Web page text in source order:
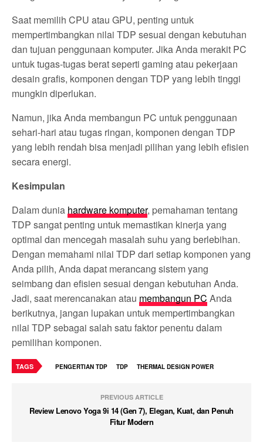
Saat memilih CPU atau GPU, penting untuk
mempertimbangkan nilai TDP sesuai dengan kebutuhan
dan tujuan penggunaan komputer. Jika Anda merakit PC
untuk tugas-tugas berat seperti gaming atau pekerjaan
desain grafis, komponen dengan TDP yang lebih tinggi
mungkin diperlukan.
Namun, jika Anda membangun PC untuk penggunaan
sehari-hari atau tugas ringan, komponen dengan TDP
yang lebih rendah bisa menjadi pilihan yang lebih efisien
secara energi.
Kesimpulan
Dalam dunia hardware komputer, pemahaman tentang
TDP sangat penting untuk memastikan kinerja yang
optimal dan mencegah masalah suhu yang berlebihan.
Dengan memahami nilai TDP dari setiap komponen yang
Anda pilih, Anda dapat merancang sistem yang
seimbang dan efisien sesuai dengan kebutuhan Anda.
Jadi, saat merencanakan atau membangun PC Anda
berikutnya, jangan lupakan untuk mempertimbangkan
nilai TDP sebagai salah satu faktor penentu dalam
pemilihan komponen.
TAGS PENGERTIAN TDP TDP THERMAL DESIGN POWER
PREVIOUS ARTICLE
Review Lenovo Yoga 9i 14 (Gen 7), Elegan, Kuat, dan Penuh
Fitur Modern